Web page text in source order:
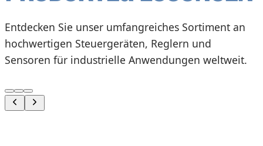
Entdecken Sie unser umfangreiches Sortiment an
hochwertigen Steuergeräten, Reglern und
Sensoren für industrielle Anwendungen weltweit.